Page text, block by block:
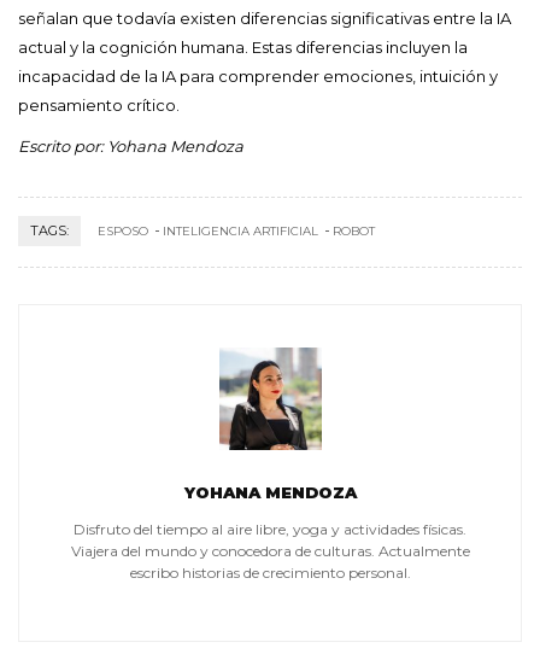
señalan que todavía existen diferencias significativas entre la IA
actual y la cognición humana. Estas diferencias incluyen la
incapacidad de la IA para comprender emociones, intuición y
pensamiento crítico.
Escrito por: Yohana Mendoza
TAGS: ESPOSO INTELIGENCIA ARTIFICIAL ROBOT
YOHANA MENDOZA
Disfruto del tiempo al aire libre, yoga y actividades físicas.
Viajera del mundo y conocedora de culturas. Actualmente
escribo historias de crecimiento personal.